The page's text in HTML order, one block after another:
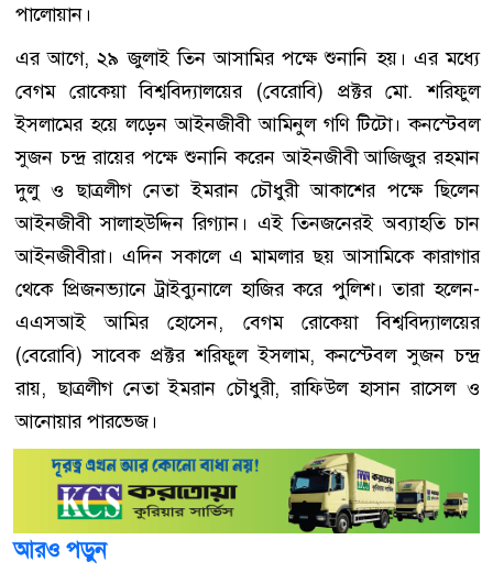
পালোয়ান।
এর আগে, ২৯ জুলাই তিন আসামির পক্ষে শুনানি হয়। এর মধ্যে
বেগম রোকেয়া বিশ্ববিদ্যালয়ের (বেরোবি) প্রক্টর মো. শরিফুল
ইসলামের হয়ে লড়েন আইনজীবী আমিনুল গণি টিটো। কনস্টেবল
সুজন চন্দ্র রায়ের পক্ষে শুনানি করেন আইনজীবী আজিজুর রহমান
দুলু ও ছাত্রলীগ নেতা ইমরান চৌধুরী আকাশের পক্ষে ছিলেন
আইনজীবী সালাহউদ্দিন রিগ্যান। এই তিনজনেরই অব্যাহতি চান
আইনজীবীরা। এদিন সকালে এ মামলার ছয় আসামিকে কারাগার
থেকে প্রিজনভ্যানে ট্রাইব্যুনালে হাজির করে পুলিশ। তারা হলেন-
এএসআই আমির হোসেন, বেগম রোকেয়া বিশ্ববিদ্যালয়ের
(বেরোবি) সাবেক প্রক্টর শরিফুল ইসলাম, কনস্টেবল সুজন চন্দ্র
রায়, ছাত্রলীগ নেতা ইমরান চৌধুরী, রাফিউল হাসান রাসেল ও
আনোয়ার পারভেজ।
আরও পড়ুন